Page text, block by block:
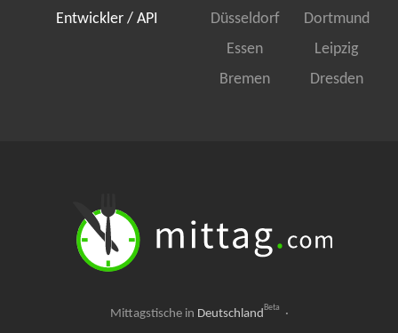
Entwickler / API
Düsseldorf
Dortmund
Essen
Leipzig
Bremen
Dresden
Mittagstische in DeutschlandBeta ·